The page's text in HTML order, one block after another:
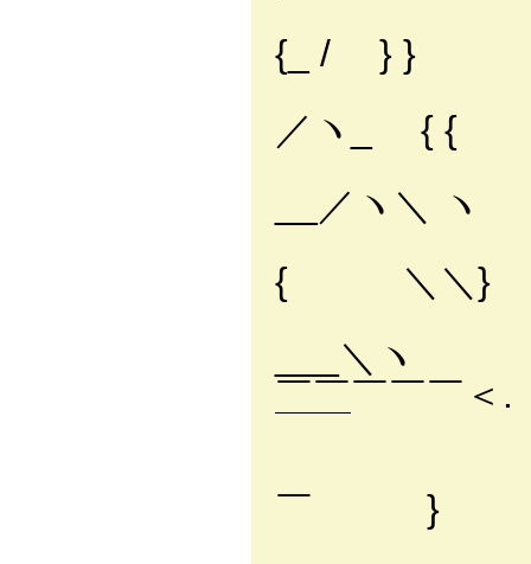
{_ / } }
／ヽ_ { {
__／ヽ＼ ヽ
{ ＼＼}
___＼ヽ
￣￣￣￣￣＜
￣ }